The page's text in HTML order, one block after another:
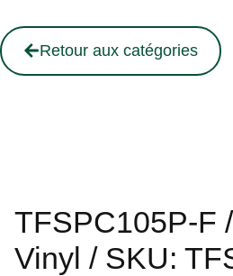
Retour aux catégories
TFSPC105P-F
Vinyl / SKU: